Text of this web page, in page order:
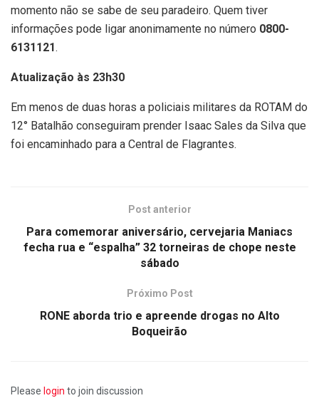
momento não se sabe de seu paradeiro. Quem tiver
informações pode ligar anonimamente no número 0800-
6131121.
Atualização às 23h30
Em menos de duas horas a policiais militares da ROTAM do
12° Batalhão conseguiram prender Isaac Sales da Silva que
foi encaminhado para a Central de Flagrantes.
Post anterior
Para comemorar aniversário, cervejaria Maniacs
fecha rua e “espalha” 32 torneiras de chope neste
sábado
Próximo Post
RONE aborda trio e apreende drogas no Alto
Boqueirão
Please login to join discussion